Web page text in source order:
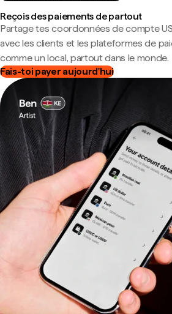
Reçois des paiements de partout
Partage tes coordonnées de compte
avec les clients et les plateformes de
comme un local, partout dans le monde.
Fais-toi payer aujourd'hui